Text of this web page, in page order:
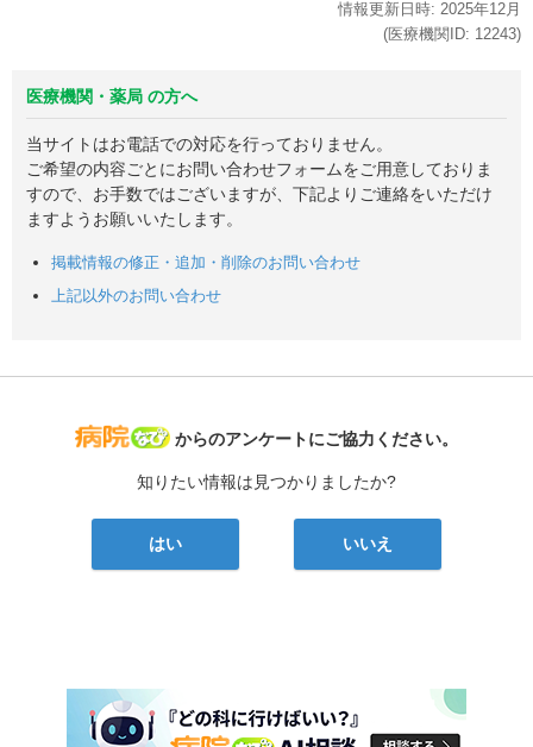
情報更新日時: 2025年12月
(医療機関ID: 12243)
医療機関・薬局 の方へ
当サイトはお電話での対応を行っておりません。
ご希望の内容ごとにお問い合わせフォームをご用意しておりま
すので、お手数ではございますが、下記よりご連絡をいただけ
ますようお願いいたします。
掲載情報の修正・追加・削除のお問い合わせ
上記以外のお問い合わせ
病院なび
からのアンケートにご協力ください。
知りたい情報は見つかりましたか?
はい いいえ